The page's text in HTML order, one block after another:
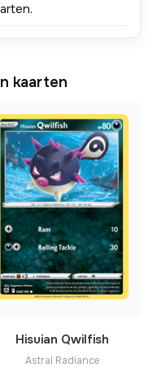
kaarten
Hisuian Qwilfish
Astral Radiance